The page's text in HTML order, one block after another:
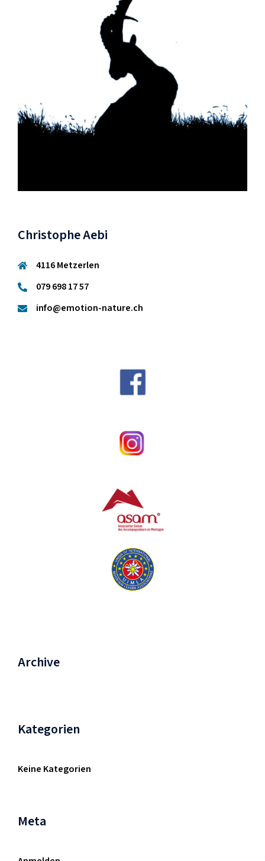
Christophe Aebi
4116 Metzerlen
079 698 17 57
info@emotion-nature.ch
Archive
Kategorien
Keine Kategorien
Meta